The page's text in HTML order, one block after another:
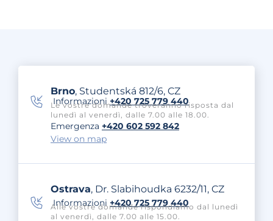
Brno, Studentská 812/6, CZ
Informazioni+420 725 779 440
Le vostre domande troveranno risposta dal
lunedì al venerdì, dalle 7.00 alle 18.00.
Emergenza +420 602 592 842
View on map
Ostrava, Dr. Slabihoudka 6232/11, CZ
Informazioni +420 725 779 440
Alle vostre domande rispondiamo dal lunedì
al venerdì, dalle 7.00 alle 15.00.